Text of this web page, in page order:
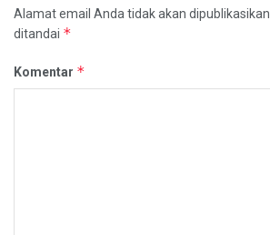
Alamat email Anda tidak akan dipublikasikan.
ditandai *
Komentar *